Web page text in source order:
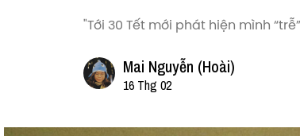
"Tới 30 Tết mới phát hiện mình
Mai Nguyễn (Hoài)
16 Thg 02